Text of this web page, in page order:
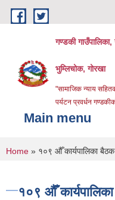
Skip to main content
गण्डकी गाउँपालिका,
भुम्लिचोक, गोरखा
"सामाजिक न्याय
पर्यटन प्रवर्धन
Main menu
You are here
Home » १०९ औँ कार्यपालिका बैठक
१०९ औँ